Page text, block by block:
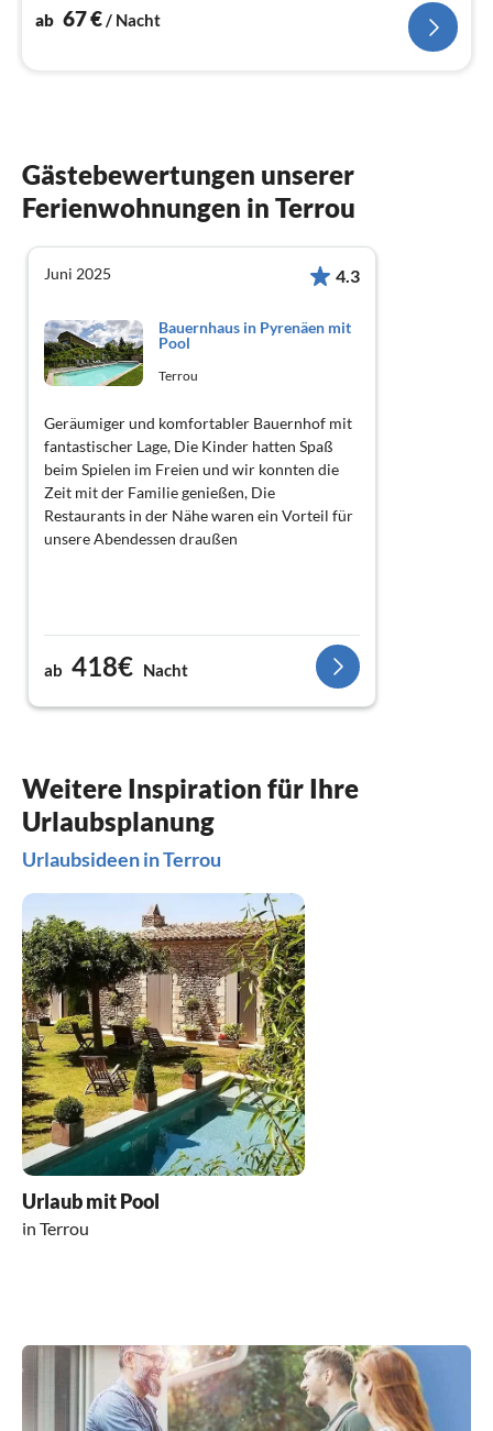
ab 67€/ Nacht
Gästebewertungen unserer
Ferienwohnungen in Terrou
Juni 2025 4.3
Bauernhaus in Pyrenäen mit
Pool
Terrou
Geräumiger und komfortabler Bauernhof mit
fantastischer Lage, Die Kinder hatten Spaß
beim Spielen im Freien und wir konnten die
Zeit mit der Familie genießen, Die
Restaurants in der Nähe waren ein Vorteil für
unsere Abendessen draußen
ab 418€ Nacht
Weitere Inspiration für Ihre
Urlaubsplanung
Urlaubsideen in Terrou
Urlaub mit Pool
in Terrou